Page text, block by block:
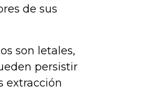
de sus
son letales,
persistir
extracción